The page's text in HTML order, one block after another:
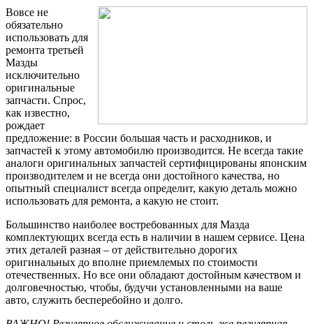
Вовсе не
обязательно
использовать для
ремонта третьей
Мазды
исключительно
оригинальные
запчасти. Спрос,
как известно,
рождает
предложение: в России большая часть и расходников, и
запчастей к этому автомобилю производится. Не всегда такие
аналоги оригинальных запчастей сертифицированы японским
производителем и не всегда они достойного качества, но
опытный специалист всегда определит, какую деталь можно
использовать для ремонта, а какую не стоит.
Большинство наиболее востребованных для Мазда
комплектующих всегда есть в наличии в нашем сервисе. Цена
этих деталей разная – от действительно дорогих
оригинальных до вполне приемлемых по стоимости
отечественных. Но все они обладают достойным качеством и
долговечностью, чтобы, будучи установленными на ваше
авто, служить бесперебойно и долго.